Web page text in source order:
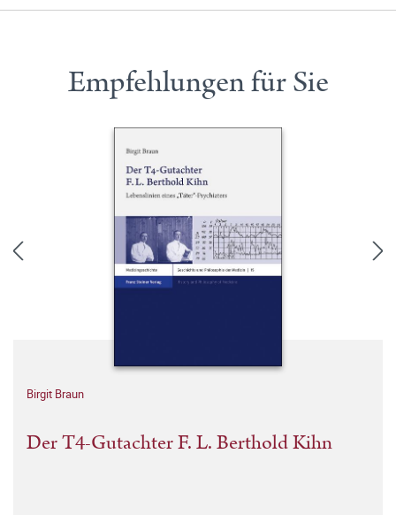
Empfehlungen für Sie
Birgit Braun
Der T4-Gutachter F. L. Berthold Kihn